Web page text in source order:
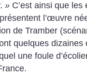
» C’est ainsi que
l’œuvre
de Tramber
quelques dizaines
une foule